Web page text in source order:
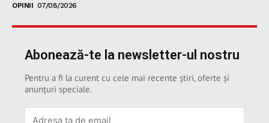
OPINII 07/08/2026
Abonează-te la newsletter-ul nostru
Pentru a fi la curent cu cele mai recente știri, oferte și
anunțuri speciale.